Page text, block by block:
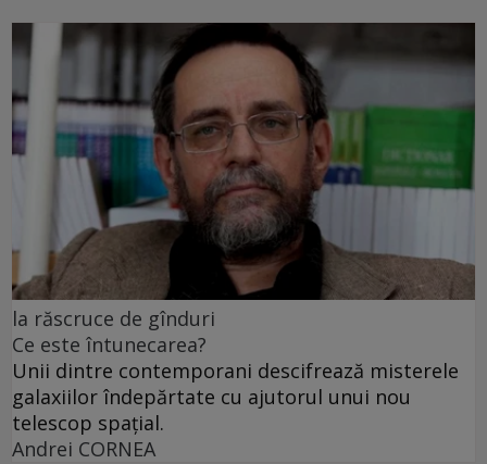
la răscruce de gînduri
Ce este întunecarea?
Unii dintre contemporani descifrează misterele
galaxiilor îndepărtate cu ajutorul unui nou
telescop spațial.
Andrei CORNEA